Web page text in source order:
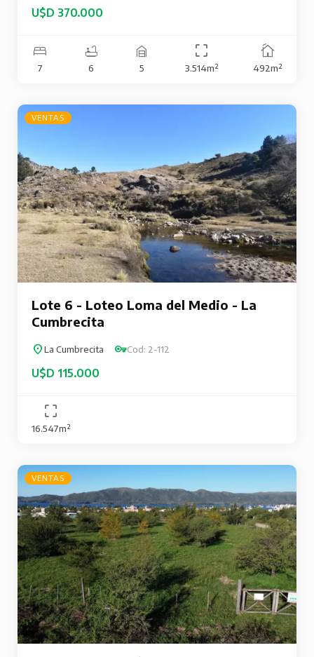
U$D 370.000
7 6 5 3.514m² 492m²
VENTAS
Lote 6 - Loteo Loma del Medio - La
Cumbrecita
La Cumbrecita Cod: 2-112
U$D 115.000
16.547m²
VENTAS